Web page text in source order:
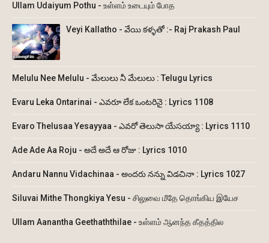
Ullam Udaiyum Pothu - உள்ளம் உடையும் போத
Veyi Kallatho - వేయి కళ్ళతో :- Raj Prakash Paul
Melulu Nee Melulu - మేలులు నీ మేలులు : Telugu Lyrics
Evaru Leka Ontarinai - ఎవరూ లేక ఒంటరినై : Lyrics 1108
Evaro Thelusaa Yesayyaa - ఎవరో తెలుసా యేసయ్యా : Lyrics 1110
Ade Ade Aa Roju - అదే అదే ఆ రోజు : Lyrics 1010
Andaru Nannu Vidachinaa - అందరు నన్ను విడచినా : Lyrics 1027
Siluvai Mithe Thongkiya Yesu - சிலுவை மீதே தொங்கிய இயேச
Ullam Aanantha Geethaththilae - உள்ளம் ஆனந்த கீதத்தில